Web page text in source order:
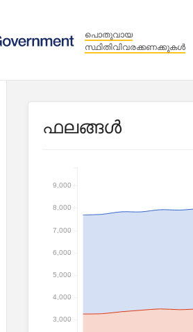
പൊതുവായ
സ്ഥിതിവിവരക്കണക്കുകൾ
ഫലങ്ങൾ
3,000
4,000
5,000
6,000
7,000
8,000
9,000